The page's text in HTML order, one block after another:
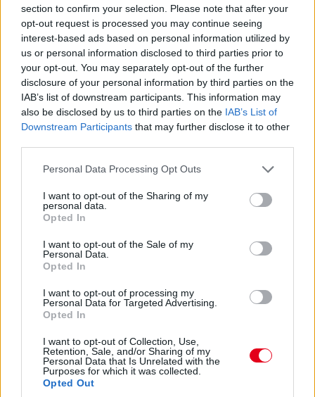
section to confirm your selection. Please note that after your
opt-out request is processed you may continue seeing
interest-based ads based on personal information utilized by
us or personal information disclosed to third parties prior to
your opt-out. You may separately opt-out of the further
disclosure of your personal information by third parties on the
IAB’s list of downstream participants. This information may
also be disclosed by us to third parties on the IAB’s List of
Downstream Participants that may further disclose it to other
Please note that this website/app uses one or more Google
not limited to your visit or usage behaviour. You may click to
grant or deny consent to Google and its third-party tags to
use your data for below specified purposes in below Google
consent section.
Personal Data Processing Opt Outs
I want to opt-out of the Sharing of my
personal data.
Opted In
I want to opt-out of the Sale of my
Personal Data.
Opted In
I want to opt-out of processing my
Personal Data for Targeted Advertising.
Opted In
I want to opt-out of Collection, Use,
Retention, Sale, and/or Sharing of my
Personal Data that Is Unrelated with the
Purposes for which it was collected.
Opted Out
07:38
Ricciardo folytatja, meglett neki Gasly, majd nem sokkal
később Grosjean is és már ötödik, 7,5 másodperccel van
Raikkönen mögött.
07:37
Hamilton panaszkodik a motorkihagyásokra, nincs minden
Hamilton 2,5 másodperccel vezet Bottas előtt, aki további 3,5-
lel van Verstappen előtt.
Ricciardo közben támad és már a hetedik helyen jár, Pierre
Érdekes, hogy egy rádióüzenetet sem hallhattunk még az